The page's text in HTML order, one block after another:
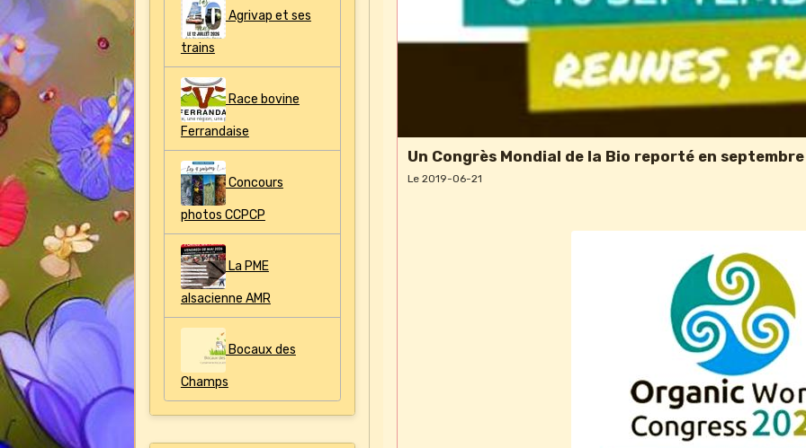
Un Congrès Mondial de la Bio reporté en
Le 2019-06-21
Agrivap et ses
trains
Race bovine
Ferrandaise
Concours
photos CCPCP
La PME
alsacienne AMR
Bocaux des
Champs